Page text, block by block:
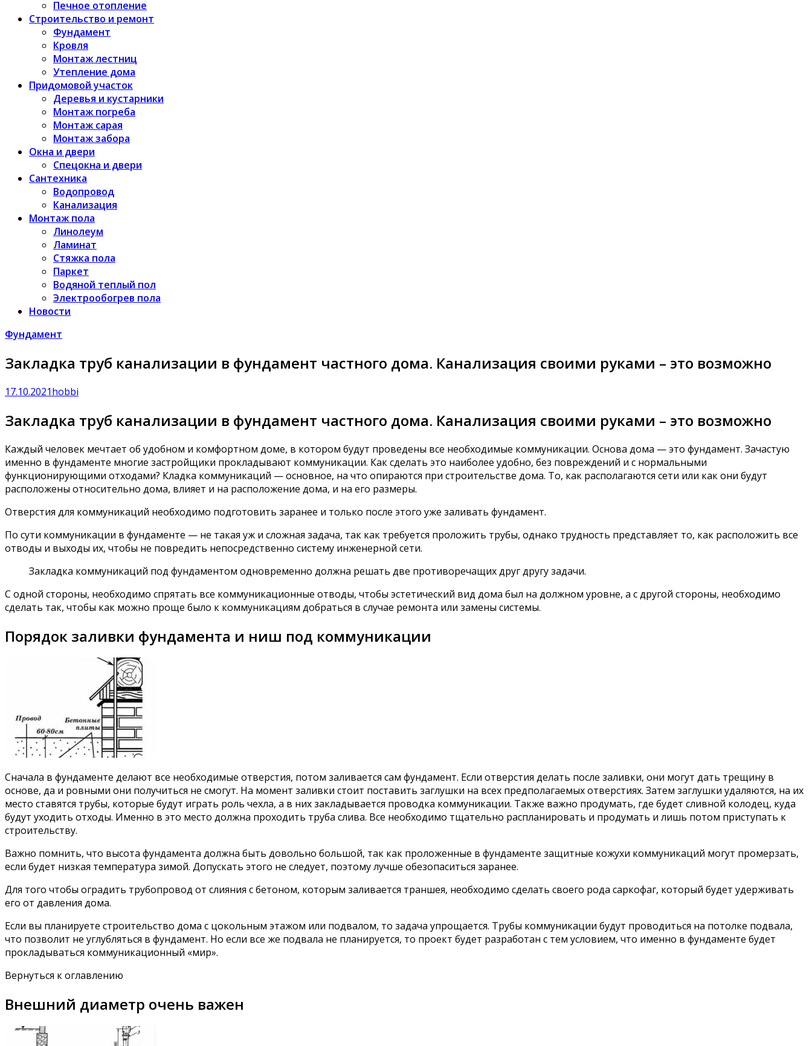
Печное отопление
Строительство и ремонт
Фундамент
Кровля
Монтаж лестниц
Утепление дома
Придомовой участок
Деревья и кустарники
Монтаж погреба
Монтаж сарая
Монтаж забора
Окна и двери
Спецокна и двери
Сантехника
Водопровод
Канализация
Монтаж пола
Линолеум
Ламинат
Стяжка пола
Паркет
Водяной теплый пол
Электрообогрев пола
Новости
Фундамент
Закладка труб канализации в фундамент частного дома. Канализация своими руками – это возможно
17.10.2021hobbi
Закладка труб канализации в фундамент частного дома. Канализация своими руками – это возможно
Каждый человек мечтает об удобном и комфортном доме, в котором будут проведены все необходимые коммуникации. Основа дома — это фундамент. Зачастую
именно в фундаменте многие застройщики прокладывают коммуникации. Как сделать это наиболее удобно, без повреждений и с нормальными
функционирующими отходами? Кладка коммуникаций — основное, на что опираются при строительстве дома. То, как располагаются сети или как они будут
расположены относительно дома, влияет и на расположение дома, и на его размеры.
Отверстия для коммуникаций необходимо подготовить заранее и только после этого уже заливать фундамент.
По сути коммуникации в фундаменте — не такая уж и сложная задача, так как требуется проложить трубы, однако трудность представляет то, как расположить все
отводы и выходы их, чтобы не повредить непосредственно систему инженерной сети.
Закладка коммуникаций под фундаментом одновременно должна решать две противоречащих друг другу задачи.
С одной стороны, необходимо спрятать все коммуникационные отводы, чтобы эстетический вид дома был на должном уровне, а с другой стороны, необходимо
сделать так, чтобы как можно проще было к коммуникациям добраться в случае ремонта или замены системы.
Порядок заливки фундамента и ниш под коммуникации
Сначала в фундаменте делают все необходимые отверстия, потом заливается сам фундамент. Если отверстия делать после заливки, они могут дать трещину в
основе, да и ровными они получиться не смогут. На момент заливки стоит поставить заглушки на всех предполагаемых отверстиях. Затем заглушки удаляются, на их
место ставятся трубы, которые будут играть роль чехла, а в них закладывается проводка коммуникации. Также важно продумать, где будет сливной колодец, куда
будут уходить отходы. Именно в это место должна проходить труба слива. Все необходимо тщательно распланировать и продумать и лишь потом приступать к
строительству.
Важно помнить, что высота фундамента должна быть довольно большой, так как проложенные в фундаменте защитные кожухи коммуникаций могут промерзать,
если будет низкая температура зимой. Допускать этого не следует, поэтому лучше обезопаситься заранее.
Для того чтобы оградить трубопровод от слияния с бетоном, которым заливается траншея, необходимо сделать своего рода саркофаг, который будет удерживать
его от давления дома.
Если вы планируете строительство дома с цокольным этажом или подвалом, то задача упрощается. Трубы коммуникации будут проводиться на потолке подвала,
что позволит не углубляться в фундамент. Но если все же подвала не планируется, то проект будет разработан с тем условием, что именно в фундаменте будет
прокладываться коммуникационный «мир».
Вернуться к оглавлению
Внешний диаметр очень важен